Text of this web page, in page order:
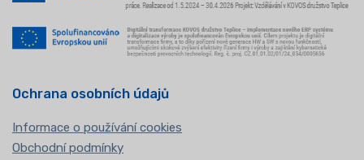
Ochrana osobních údajů
Informace o používání cookies
Obchodní podmínky